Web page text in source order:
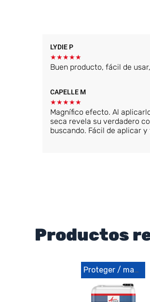
LYDIE P
★★★★★
Buen producto, fácil de
CAPELLE M
★★★★★
Magnífico efecto. Al
seca revela su verdadero
buscando. Fácil de aplicar
Productos
Proteger / mantener